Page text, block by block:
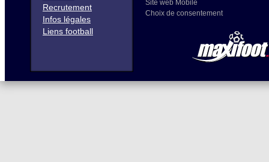
Recrutement
Infos légales
Liens football
Site web Mobile
Choix de consentement